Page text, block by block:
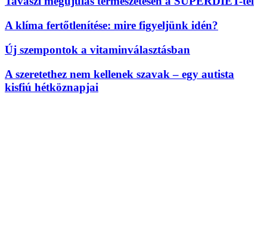
A klíma fertőtlenítése: mire figyeljünk idén?
Új szempontok a vitaminválasztásban
A szeretethez nem kellenek szavak – egy autista
kisfiú hétköznapjai